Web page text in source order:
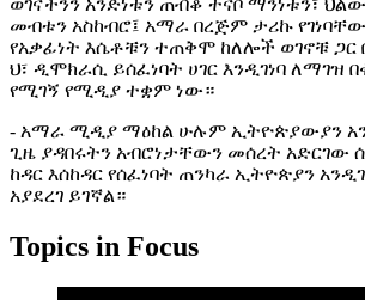
መብቱን አስከብሮ፤ አማራ በረጅም ታሪኩ
የአቃፊነት እሴቶቹን ተጠቅሞ ከለሎች ወገኖቹ ጋር
ህ፣ ዲሞክራሲ ይሰፈነባት ሀገር እንዲገነባ ለማገዝ
የሚገኝ የሚዲያ ተቋም ነው።
- አማራ ሚዲያ ማዕከል ሁሉም ኢትዮጵያውያን
ጊዜ ያዳበሩትን አብሮነታቸውን መሰረት አድርገው
ከዳር እሰከዳር የሰፈነባት ጠንካራ ኢትዮጵያን
አያደረገ ይገኛል።
Topics in Focus